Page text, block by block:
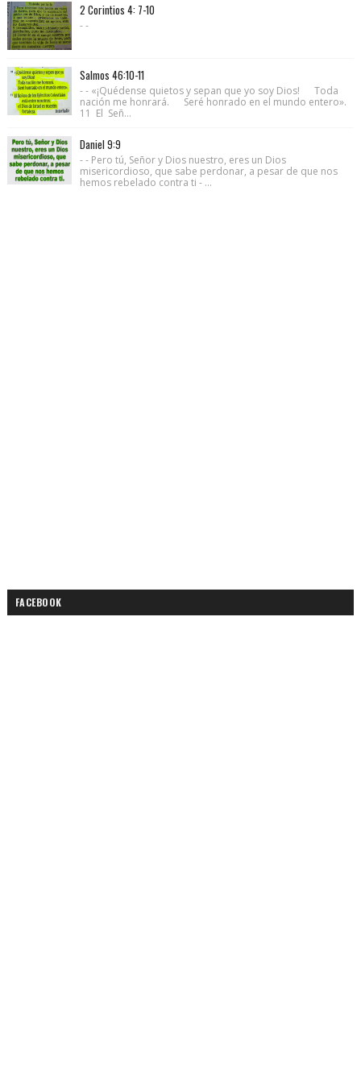
2 Corintios 4: 7-10
- -
Salmos 46:10-11
- - «¡Quédense quietos y sepan que yo soy Dios! Toda
nación me honrará. Seré honrado en el mundo entero».
11 El Señ...
Daniel 9:9
- - Pero tú, Señor y Dios nuestro, eres un Dios
misericordioso, que sabe perdonar, a pesar de que nos
hemos rebelado contra ti - ...
FACEBOOK